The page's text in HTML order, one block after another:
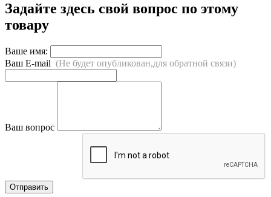
Задайте здесь свой вопрос по этому
товару
Ваше имя:
Ваш E-mail (Не будет опубликован,для обратной связи)
Ваш вопрос
Отправить